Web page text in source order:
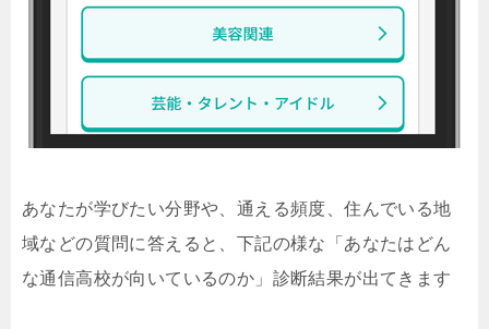
あなたが学びたい分野や、通える頻度、住んでいる地
域などの質問に答えると、下記の様な「あなたはどん
な通信高校が向いているのか」診断結果が出てきます